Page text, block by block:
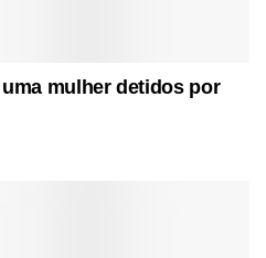
mulher detidos por